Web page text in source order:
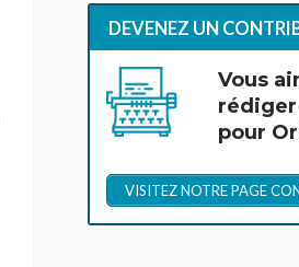
DEVENEZ UN
Vous
pour
VISITEZ NOTRE PAGE